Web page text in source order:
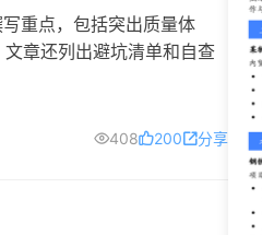
重点，包括突出质量体
章还列出避坑清单和自查
408 200 分享